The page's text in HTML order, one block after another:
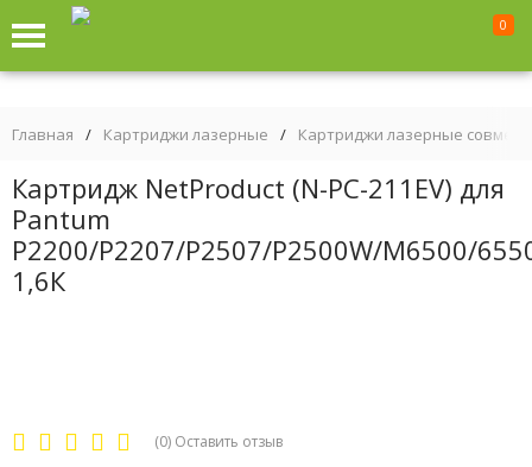
0
Главная / Картриджи лазерные / Картриджи лазерные
Картридж NetProduct (N-PC-211EV) для
Pantum
P2200/P2207/P2507/P2500W/M6500/
1,6К
(0) Оставить отзыв